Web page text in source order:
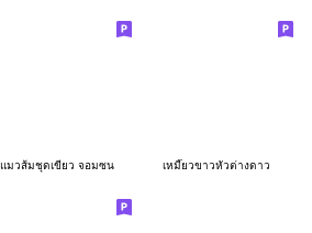
แมวส้มชุดเขียว จอมซน เหมี๊ยวขาวหัวต่างดาว